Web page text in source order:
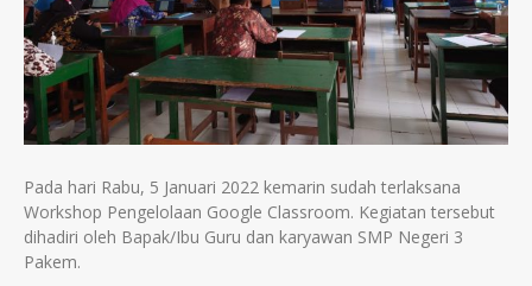
Pada hari Rabu, 5 Januari 2022 kemarin sudah terlaksana
Workshop Pengelolaan Google Classroom. Kegiatan tersebut
dihadiri oleh Bapak/Ibu Guru dan karyawan SMP Negeri 3
Pakem.